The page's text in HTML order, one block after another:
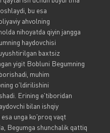
bu esa
ahvolning
nihoyatda qiyin jangga
haydovchisi
baxtsiz
yigit Bobluni Begumning
muhim
o'ldirilishini
Erining e'tiboridan
bilan ishqiy
unga ko'proq vaqt
Begumga shunchalik qattiq